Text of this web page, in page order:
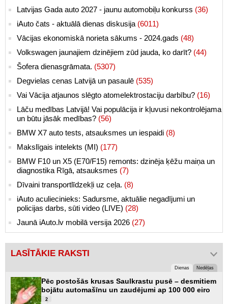
Latvijas Gada auto 2027 - jaunu automobiļu konkurss (36)
iAuto čats - aktuālā dienas diskusija (6011)
Vācijas ekonomiskā norieta sākums - 2024.gads (48)
Volkswagen jaunajiem dzinējiem zūd jauda, ko darīt? (44)
Šofera dienasgrāmata. (5307)
Degvielas cenas Latvijā un pasaulē (535)
Vai Vācija atjaunos slēgto atomelektrostaciju darbību? (16)
Lāču medības Latvijā! Vai populācija ir kļuvusi nekontrolējama
un būtu jāsāk medības? (56)
BMW X7 auto tests, atsauksmes un iespaidi (8)
Makslīgais intelekts (MI) (177)
BMW F10 un X5 (E70/F15) remonts: dzinēja ķēžu maiņa un
diagnostika Rīgā, atsauksmes (7)
Dīvaini transportlīdzekļi uz ceļa. (8)
iAuto aculiecinieks: Sadursme, aktuālie negadījumi un
policijas darbs, sūti video (LIVE) (28)
Jaunā iAuto.lv mobilā versija 2026 (27)
LASĪTĀKIE RAKSTI
Dienas Nedēļas
Pēc postošās krusas Saulkrastu pusē – desmitiem
bojātu automašīnu un zaudējumi ap 100 000 eiro
2